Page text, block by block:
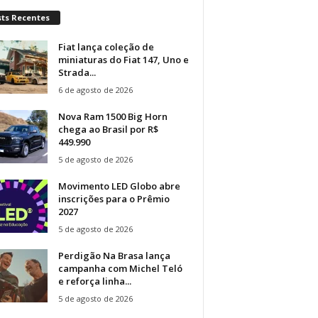
Recentes
Fiat lança coleção de
miniaturas do Fiat 147, Uno e
Strada...
6 de agosto de 2026
Nova Ram 1500 Big Horn
chega ao Brasil por R$
449.990
5 de agosto de 2026
Movimento LED Globo abre
inscrições para o Prêmio
2027
5 de agosto de 2026
Perdigão Na Brasa lança
campanha com Michel Teló
e reforça linha...
5 de agosto de 2026